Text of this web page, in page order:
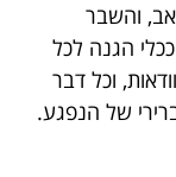
והשבר
הגנה לכל
וכל דבר
של הנפגע.